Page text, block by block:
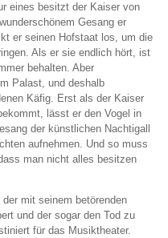
eines besitzt der Kaiser von
Gesang er
er seinen Hofstaat los, um die
Als er sie endlich hört, ist
behalten. Aber
Palast, und deshalb
Käfig. Erst als der Kaiser
lässt er den Vogel in
der künstlichen Nachtigall
aufnehmen. Und so muss
man nicht alles besitzen
mit seinem betörenden
und der sogar den Tod zu
für das Musiktheater.